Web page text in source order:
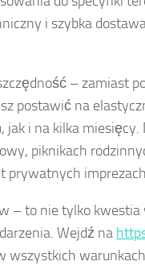
i szybka
– zamiast
postawić na
jak i na kilka
piknikach
prywatnych
– to nie tylko kwestia
Wejdź na
wszystkich